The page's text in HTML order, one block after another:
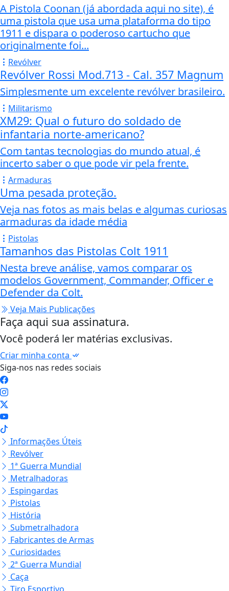
A Pistola Coonan (já abordada aqui no site), é
uma pistola que usa uma plataforma do tipo
1911 e dispara o poderoso cartucho que
originalmente foi...
Revólver
Revólver Rossi Mod.713 - Cal. 357 Magnum
Simplesmente um excelente revólver brasileiro.
Militarismo
XM29: Qual o futuro do soldado de
infantaria norte-americano?
Com tantas tecnologias do mundo atual, é
incerto saber o que pode vir pela frente.
Armaduras
Uma pesada proteção.
Veja nas fotos as mais belas e algumas curiosas
armaduras da idade média
Pistolas
Tamanhos das Pistolas Colt 1911
Nesta breve análise, vamos comparar os
modelos Government, Commander, Officer e
Defender da Colt.
Veja Mais Publicações
Faça aqui sua assinatura.
Você poderá ler matérias exclusivas.
Criar minha conta
Siga-nos nas redes sociais
Informações Úteis
Revólver
1ª Guerra Mundial
Metralhadoras
Espingardas
Pistolas
História
Submetralhadora
Fabricantes de Armas
Curiosidades
2ª Guerra Mundial
Caça
Tiro Esportivo